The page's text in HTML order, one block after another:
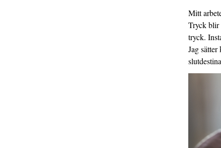
Mitt
Tryck blir
tryck.
Jag